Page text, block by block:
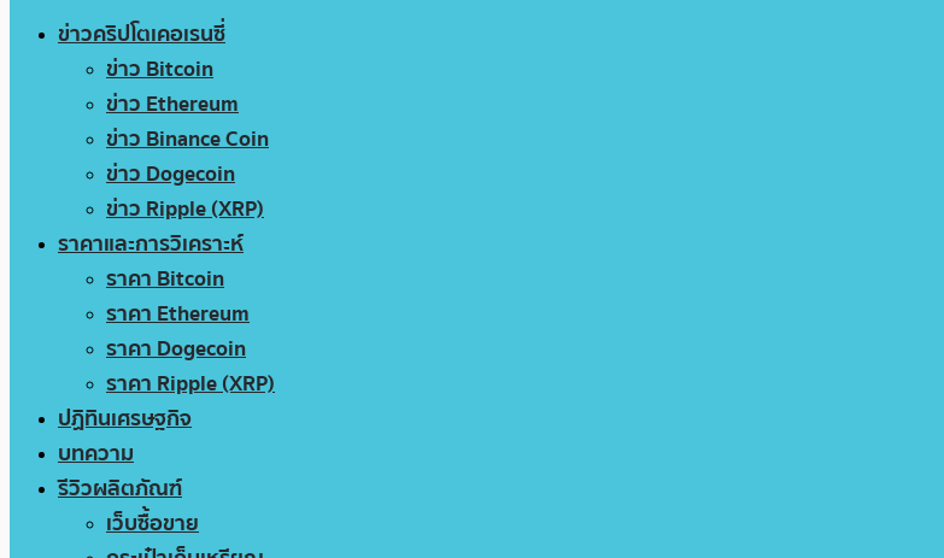
ข่าวคริปโตเคอเรนซี่
ข่าว Bitcoin
ข่าว Ethereum
ข่าว Binance Coin
ข่าว Dogecoin
ข่าว Ripple (XRP)
ราคาและการวิเคราะห์
ราคา Bitcoin
ราคา Ethereum
ราคา Dogecoin
ราคา Ripple (XRP)
ปฏิทินเศรษฐกิจ
บทความ
รีวิวผลิตภัณฑ์
เว็บซื้อขาย